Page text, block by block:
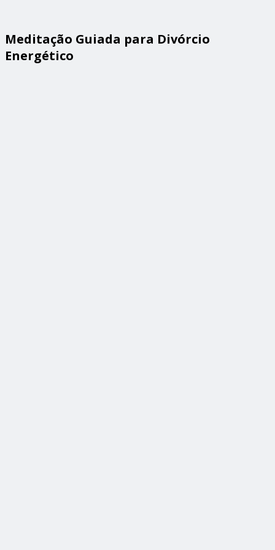
Meditação Guiada para Divórcio
Energético